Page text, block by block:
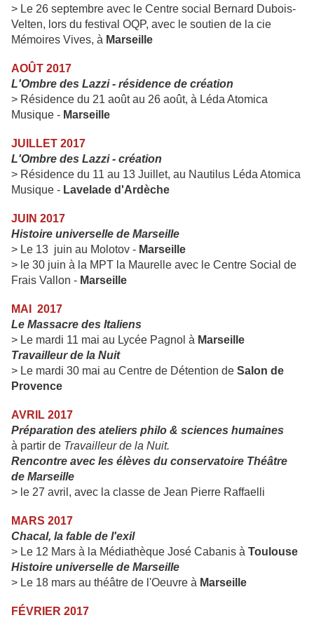
> Le 26 septembre avec le Centre social Bernard Dubois-
Velten, lors du festival OQP, avec le soutien de la cie
Mémoires Vives, à Marseille
AOÛT 2017
L'Ombre des Lazzi - résidence de création
> Résidence du 21 août au 26 août, à Léda Atomica
Musique - Marseille
JUILLET 2017
L'Ombre des Lazzi - création
> Résidence du 11 au 13 Juillet, au Nautilus Léda Atomica
Musique - Lavelade d'Ardèche
JUIN 2017
Histoire universelle de Marseille
> Le 13 juin au Molotov - Marseille
> le 30 juin à la MPT la Maurelle avec le Centre Social de
Frais Vallon - Marseille
MAI 2017
Le Massacre des Italiens
> Le mardi 11 mai au Lycée Pagnol à Marseille
Travailleur de la Nuit
> Le mardi 30 mai au Centre de Détention de Salon de
Provence
AVRIL 2017
Préparation des ateliers philo & sciences humaines
à partir de Travailleur de la Nuit.
Rencontre avec les élèves du conservatoire Théâtre
de Marseille
> le 27 avril, avec la classe de Jean Pierre Raffaelli
MARS 2017
Chacal, la fable de l'exil
> Le 12 Mars à la Médiathèque José Cabanis à Toulouse
Histoire universelle de Marseille
> Le 18 mars au théâtre de l'Oeuvre à Marseille
FÉVRIER 2017